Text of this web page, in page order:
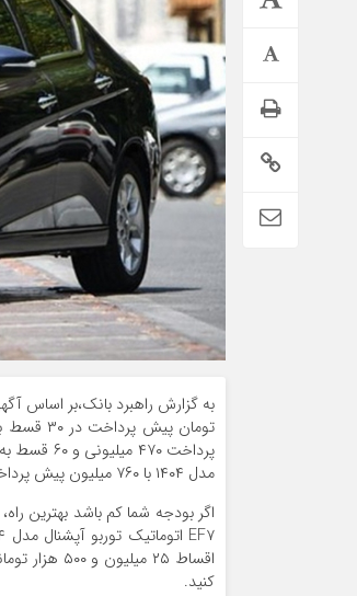
مدل ۱۴۰۴ با ۷۶۰ میلیون پیش پرداخت و ۲۴ قسط به مبلغ ۴۰ میلیون تومان معامله می‌شود.
اگر بودجه شما کم باشد بهترین
کنید.
تمدید خودکار بیمه سلامت دهک‌های